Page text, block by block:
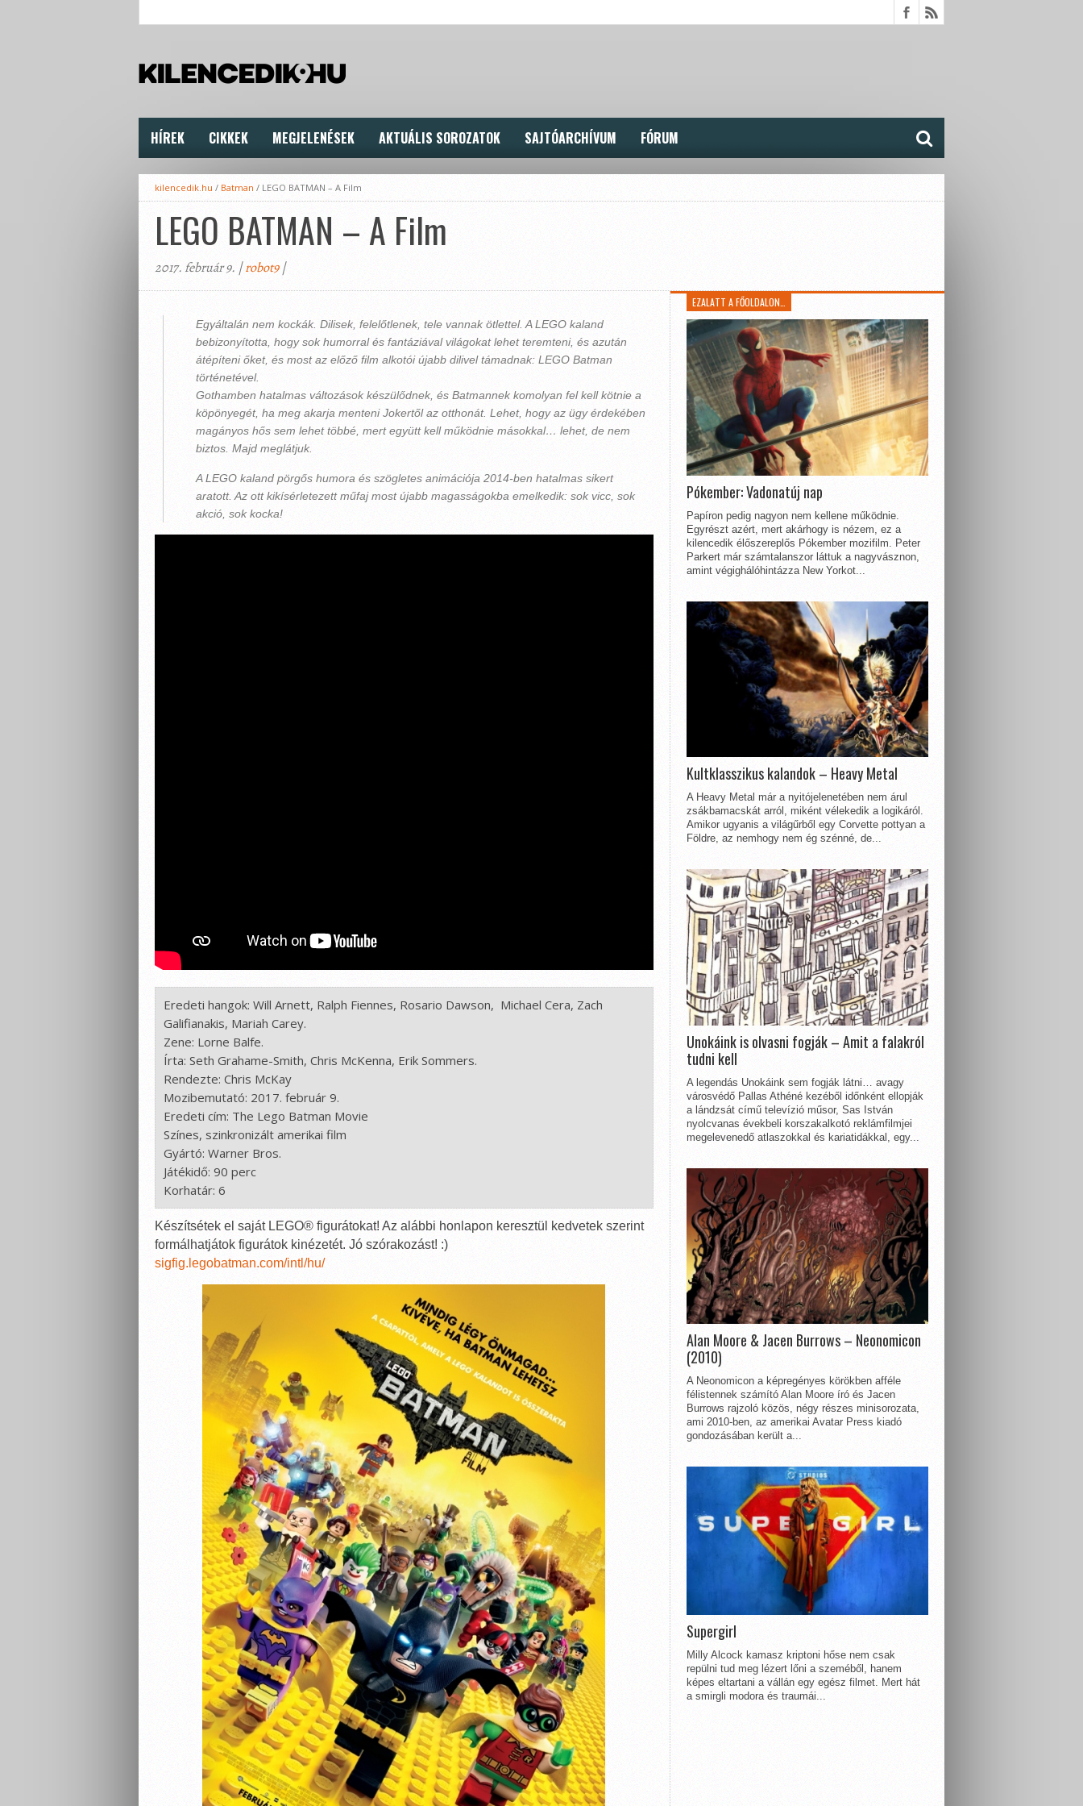
HÍREK CIKKEK MEGJELENÉSEK AKTUÁLIS SOROZATOK SAJTÓARCHÍVUM FÓRUM
kilencedik.hu / Batman / LEGO BATMAN – A Film
LEGO BATMAN – A Film
2017. február 9. |robot9|
Egyáltalán nem kockák. Dilisek, felelőtlenek, tele vannak ötlettel. A LEGO kaland
bebizonyította, hogy sok humorral és fantáziával világokat lehet teremteni, és azután
átépíteni őket, és most az előző film alkotói újabb dilivel támadnak: LEGO Batman
történetével.
Gothamben hatalmas változások készülődnek, és Batmannek komolyan fel kell kötnie a
köpönyegét, ha meg akarja menteni Jokertől az otthonát. Lehet, hogy az ügy érdekében
magányos hős sem lehet többé, mert együtt kell működnie másokkal… lehet, de nem
biztos. Majd meglátjuk.
A LEGO kaland pörgős humora és szögletes animációja 2014-ben hatalmas sikert
aratott. Az ott kikísérletezett műfaj most újabb magasságokba emelkedik: sok vicc, sok
akció, sok kocka!
Eredeti hangok: Will Arnett, Ralph Fiennes, Rosario Dawson,  Michael Cera, Zach
Galifianakis, Mariah Carey.
Zene: Lorne Balfe.
Írta: Seth Grahame-Smith, Chris McKenna, Erik Sommers.
Rendezte: Chris McKay
Mozibemutató: 2017. február 9.
Eredeti cím: The Lego Batman Movie
Színes, szinkronizált amerikai film
Gyártó: Warner Bros.
Játékidő: 90 perc
Korhatár: 6
Készítsétek el saját LEGO® figurátokat! Az alábbi honlapon keresztül kedvetek szerint
formálhatjátok figurátok kinézetét. Jó szórakozást! :)
sigfig.legobatman.com/intl/hu/
EZALATT A FŐOLDALON…
Pókember: Vadonatúj nap
Papíron pedig nagyon nem kellene működnie.
Egyrészt azért, mert akárhogy is nézem, ez a
kilencedik élőszereplős Pókember mozifilm. Peter
Parkert már számtalanszor láttuk a nagyvásznon,
amint végighálóhintázza New Yorkot...
Kultklasszikus kalandok – Heavy Metal
A Heavy Metal már a nyitójelenetében nem árul
zsákbamacskát arról, miként vélekedik a logikáról.
Amikor ugyanis a világűrből egy Corvette pottyan a
Földre, az nemhogy nem ég szénné, de...
Unokáink is olvasni fogják – Amit a falakról
tudni kell
A legendás Unokáink sem fogják látni… avagy
városvédő Pallas Athéné kezéből időnként ellopják
a lándzsát című televízió műsor, Sas István
nyolcvanas évekbeli korszakalkotó reklámfilmjei
megelevenedő atlaszokkal és kariatidákkal, egy...
Alan Moore & Jacen Burrows – Neonomicon
(2010)
A Neonomicon a képregényes körökben afféle
félistennek számító Alan Moore író és Jacen
Burrows rajzoló közös, négy részes minisorozata,
ami 2010-ben, az amerikai Avatar Press kiadó
gondozásában került a...
Supergirl
Milly Alcock kamasz kriptoni hőse nem csak
repülni tud meg lézert lőni a szeméből, hanem
képes eltartani a vállán egy egész filmet. Mert hát
a smirgli modora és traumái...